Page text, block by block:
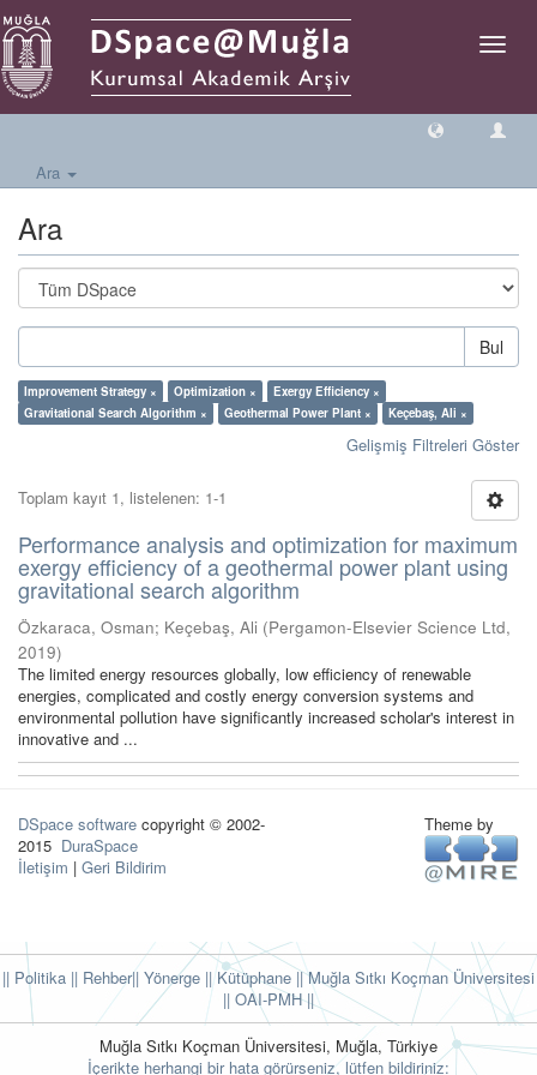
Geçiş
Ara
Ara
Bul
Improvement Strategy × Optimization ×
Exergy Efficiency ×
Gravitational Search Algorithm ×
Geothermal Power Plant × Keçebaş, Ali ×
Gelişmiş Filtreleri Göster
Toplam kayıt 1, listelenen: 1-1
Performance analysis and optimization for maximum
exergy efficiency of a geothermal power plant using
gravitational search algorithm
Özkaraca, Osman; Keçebaş, Ali (Pergamon-Elsevier Science Ltd,
2019)
The limited energy resources globally, low efficiency of renewable
energies, complicated and costly energy conversion systems and
environmental pollution have significantly increased scholar's interest in
innovative and ...
DSpace software copyright © 2002-
2015 DuraSpace
İletişim | Geri Bildirim
Theme by
|| Politika || Rehber|| Yönerge || Kütüphane || Muğla Sıtkı Koçman Üniversitesi
|| OAI-PMH ||
Muğla Sıtkı Koçman Üniversitesi, Muğla, Türkiye
İçerikte herhangi bir hata görürseniz, lütfen bildiriniz: